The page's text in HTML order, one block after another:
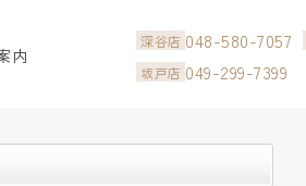
内
深谷店 048-580-7057
坂戸店 049-299-7399